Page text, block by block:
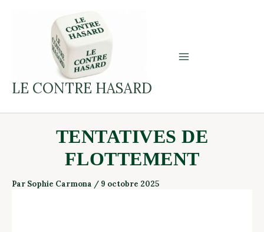
LE CONTRE HASARD
TENTATIVES DE
FLOTTEMENT
Par Sophie Carmona / 9 octobre 2025